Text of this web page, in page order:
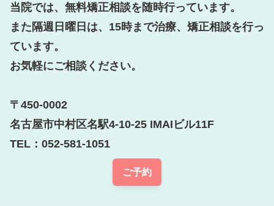
当院では、無料矯正相談を随時行っています。
また隔週日曜日は、15時まで治療、矯正相談を行っ
ています。
お気軽にご相談ください。
〒450-0002
名古屋市中村区名駅4-10-25 IMAIビル11F
TEL：052-581-1051
ご予約